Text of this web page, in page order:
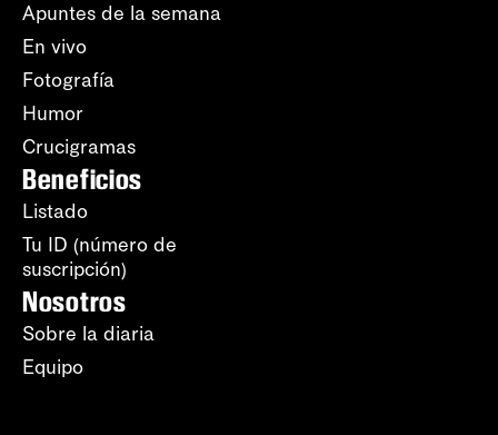
Apuntes de la semana
En vivo
Fotografía
Humor
Crucigramas
Beneficios
Listado
Tu ID (número de
suscripción)
Nosotros
Sobre la diaria
Equipo